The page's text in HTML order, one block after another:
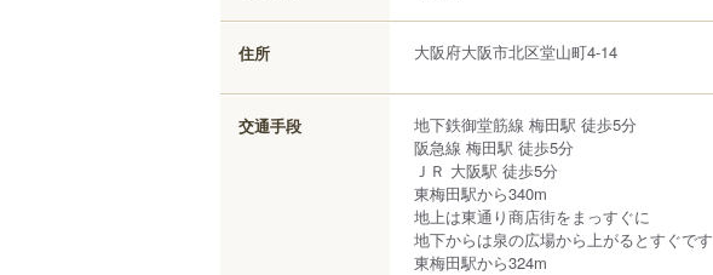
住所 大阪府大阪市北区堂山町4-14
交通手段
地下鉄御堂筋線 梅田駅 徒歩5分
阪急線 梅田駅 徒歩5分
ＪＲ 大阪駅 徒歩5分
東梅田駅から340m
地上は東通り商店街をまっすぐに
地下からは泉の広場から上がるとすぐです
東梅田駅から324m